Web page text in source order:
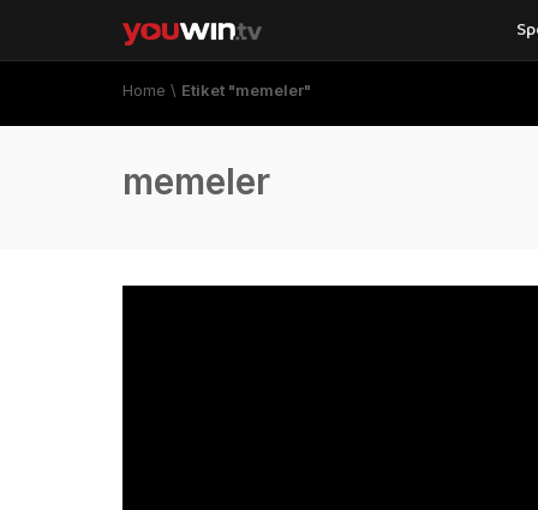
Home \ Etiket "memeler"
memeler